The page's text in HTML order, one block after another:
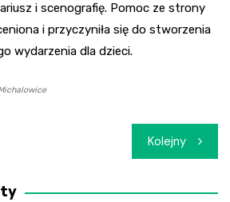
i scenografię. Pomoc ze strony
i przyczyniła się do stworzenia
wydarzenia dla dzieci.
Kolejny